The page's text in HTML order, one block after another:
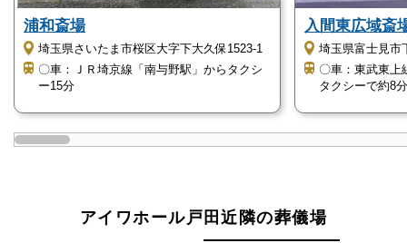
ただし、直葬・火葬式は遺族間でも意見が分かれやす
い葬儀となります。
後々のトラブルを防ぐためにも、事前に相談して同意
を得ておくことをおすすめします。
アイワホール戸田は直葬・火葬式にも対応しておりま
着後に茶毘にふす流れとなります。
浦和斎場
埼玉県さいたま市桜区大字下大久保1523-1
〇車：ＪＲ埼京線「南与野駅」からタクシ
ー15分
入間東広域斎
埼玉県富士見市
〇車：東武東上
タクシーで約8
アイワホール戸田近隣の葬儀場